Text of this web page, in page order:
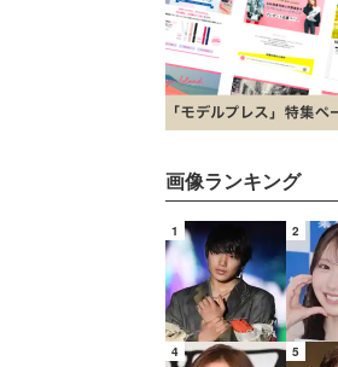
画像ランキング
1 2
4 5